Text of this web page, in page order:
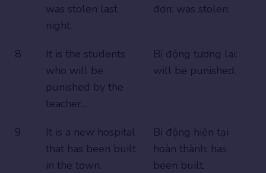
was stolen last
night.
đơn: was stolen.
8
It is the students
who will be
punished by the
teacher…
Bị động tương lai:
will be punished.
9
It is a new hospital
that has been built
in the town.
Bị động hiện tại
hoàn thành: has
been built.